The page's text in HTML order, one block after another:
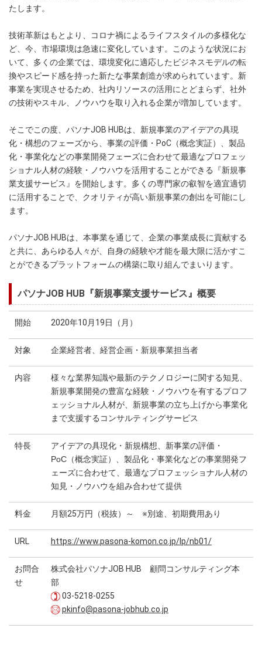
たします。
技術革新はもとより、コロナ禍によるライフスタイルの多様化な
ど、今、市場環境は急速に変化しています。このような状況にお
いて、多くの企業では、環境変化に適応したビジネスモデルの転
換やスピード感を持った新たな事業創造が求められています。新
事業を実現させるため、社内リソースの活用にとどまらず、社外
の技術やスキル、ノウハウを取り入れる企業が増加しています。
そこでこの度、パソナJOB HUBは、新規事業のアイデアの具現
化・構想のフェーズから、事業の評価・PoC（概念実証）、製品
化・事業化などの事業開発フェーズに合わせて最適なプロフェッ
ショナル人材の経験・ノウハウを活用することができる『新規事
業支援サービス』を開始します。多くの専門家の叡智を適宜適切
に活用することで、クオリティが高い新規事業の創出を可能にし
ます。
パソナJOB HUBは、本事業を通じて、企業の事業成長に貢献する
と共に、あらゆる人々が、自身の経験や才能を最大限に活かすこ
とができるプラットフォームの構築に取り組んでまいります。
パソナJOB HUB『新規事業支援サービス』概要
開始 2020年10月19日（月）
対象 企業経営者、経営企画・新規事業担当者
内容
様々な業界知識や最新のテクノロジーに関する知見、
新規事業開発の豊富な経験・ノウハウを有するプロフ
ェッショナル人材が、新規事業の立ち上げから事業化
まで支援するコンサルティングサービス
特長
アイデアの具現化・新規構想、新事業の評価・
PoC（概念実証）、製品化・事業化などの事業開発フ
ェーズに合わせて、最適なプロフェッショナル人材の
知見・ノウハウを組み合わせて提供
料金 月額25万円（税抜）～ ※別途、初期費用あり
URL https://www.pasona-komon.co.jp/lp/nb01/
お問合
せ
株式会社パソナJOB HUB 顧問コンサルティング本
部
03-5218-0255
pkinfo@pasona-jobhub.co.jp